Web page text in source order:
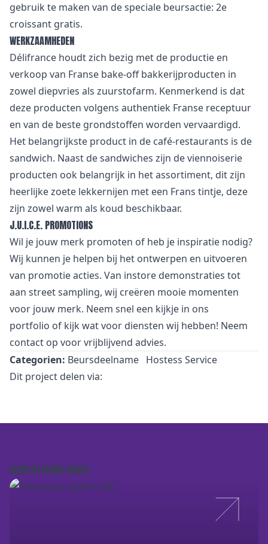
gebruik te maken van de speciale beursactie: 2e
croissant gratis.
WERKZAAMHEDEN
Délifrance houdt zich bezig met de productie en
verkoop van Franse bake-off bakkerijproducten in
zowel diepvries als zuurstofarm. Kenmerkend is dat
deze producten volgens authentiek Franse receptuur
en van de beste grondstoffen worden vervaardigd.
Het belangrijkste product in de café-restaurants is de
sandwich. Naast de sandwiches zijn de viennoiserie
producten ook belangrijk in het assortiment, dit zijn
heerlijke zoete lekkernijen met een Frans tintje, deze
zijn zowel warm als koud beschikbaar.
J.U.I.C.E. PROMOTIONS
Wil je jouw merk promoten of heb je inspiratie nodig?
Wij kunnen je helpen bij het ontwerpen en uitvoeren
van promotie acties. Van instore demonstraties tot
aan street sampling, wij creëren mooie momenten
voor jouw merk. Neem snel een kijkje in ons
portfolio of kijk wat voor diensten wij hebben! Neem
contact op voor vrijblijvend advies.
Categorien: Beursdeelname Hostess Service
Dit project delen via:
GERELATEERDE CASES